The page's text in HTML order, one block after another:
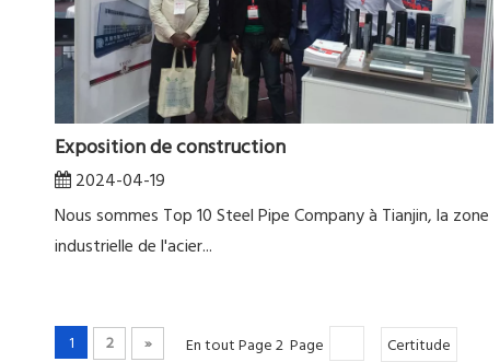
Exposition de construction
2024-04-19
Nous sommes Top 10 Steel Pipe Company à Tianjin, la zone
industrielle de l'acier...
1 2 » En tout Page 2 Page Certitude